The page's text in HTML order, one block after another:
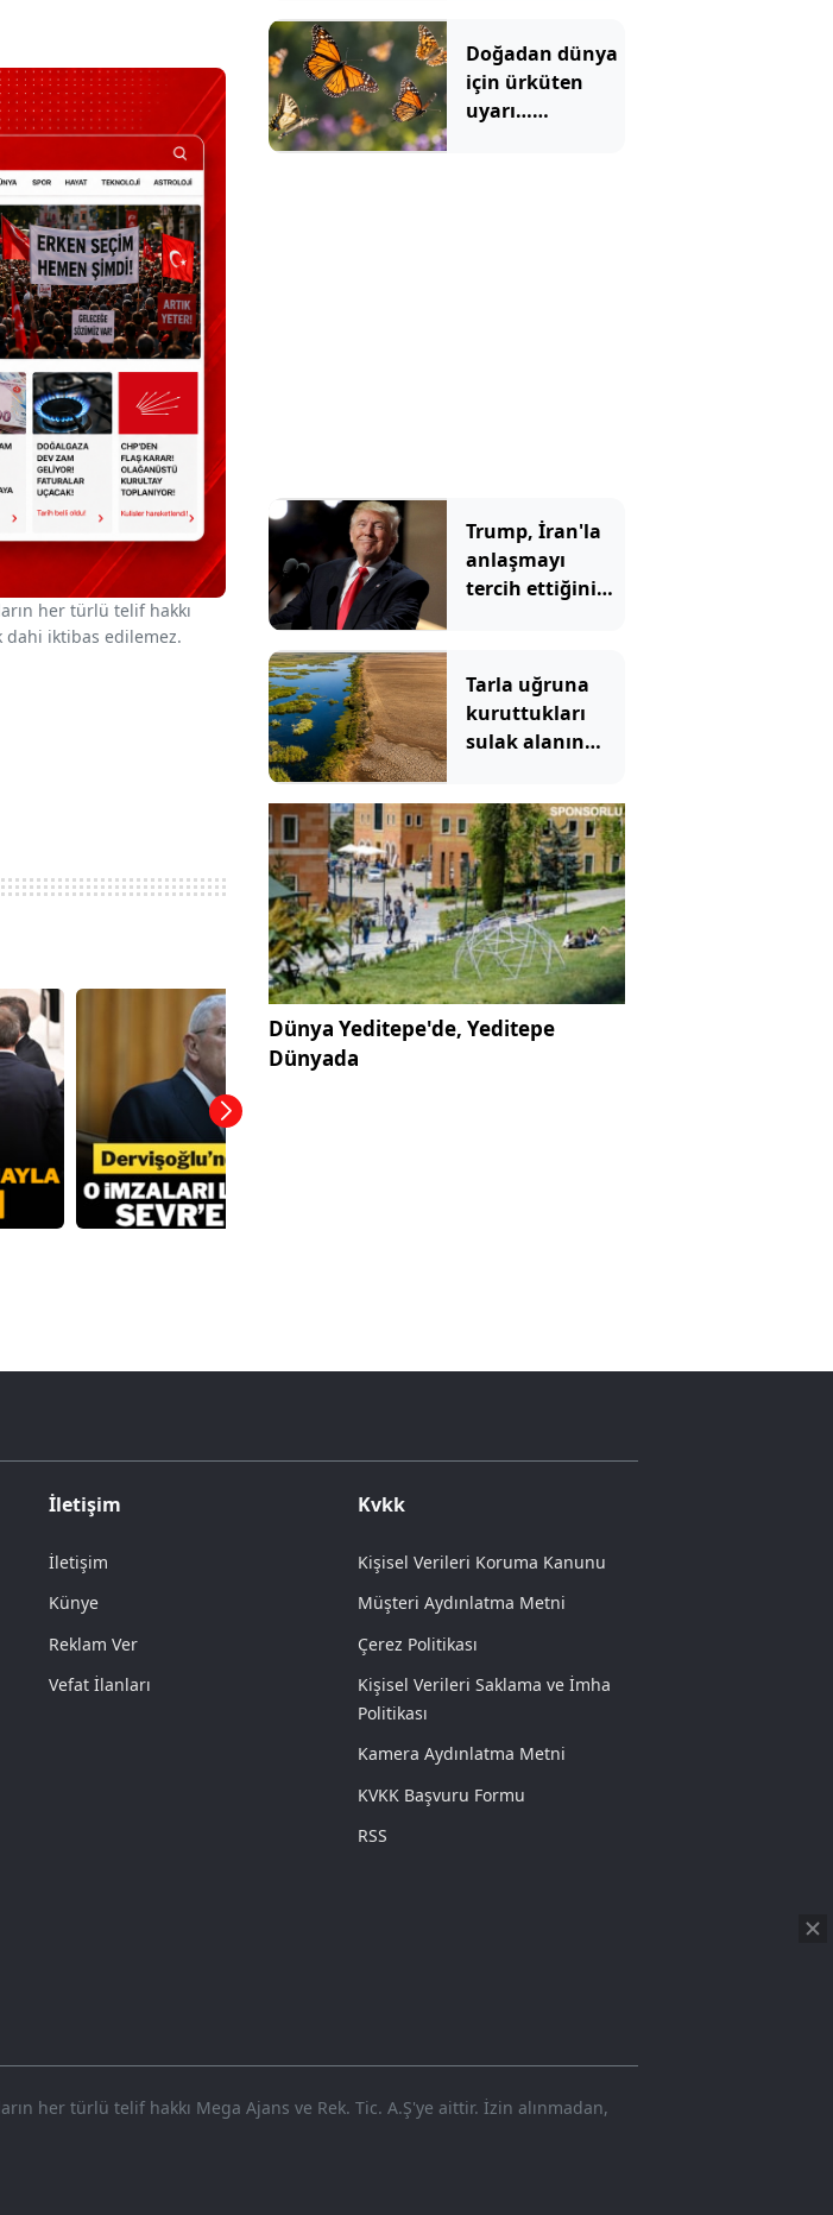
HABERİ OKU
her türlü telif hakkı
dahi iktibas edilemez.
uçuklattı
Doğadan dünya
için ürküten
uyarı…
Trump, İran'la
anlaşmayı
tercih ettiğini
Tarla uğruna
kuruttukları
sulak alanın
Dünya Yeditepe'de, Yeditepe
Dünyada
İletişim
İletişim
Künye
Reklam Ver
Vefat İlanları
Kvkk
Kişisel Verileri Koruma Kanunu
Müşteri Aydınlatma Metni
Çerez Politikası
Kişisel Verileri Saklama ve İmha
Politikası
Kamera Aydınlatma Metni
KVKK Başvuru Formu
RSS
her türlü telif hakkı Mega Ajans ve Rek. Tic. A.Ş'ye aittir. İzin alınmadan,